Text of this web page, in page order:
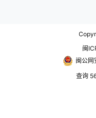
闽
闽公
查询